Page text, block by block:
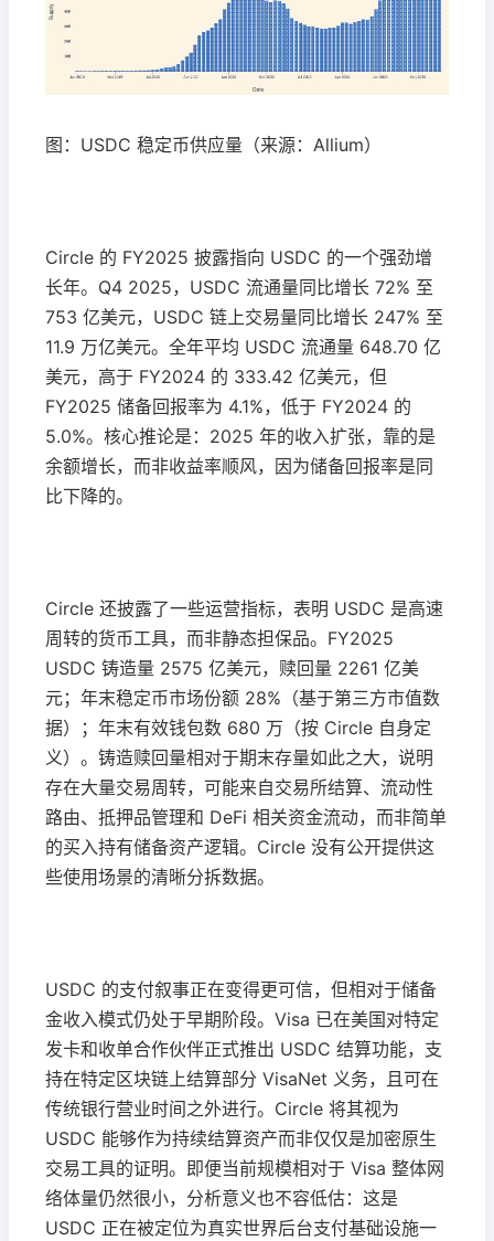
图：USDC 稳定币供应量（来源：Allium）
Circle 的 FY2025 披露指向 USDC 的一个强劲增
长年。Q4 2025，USDC 流通量同比增长 72% 至
753 亿美元，USDC 链上交易量同比增长 247% 至
11.9 万亿美元。全年平均 USDC 流通量 648.70 亿
美元，高于 FY2024 的 333.42 亿美元，但
FY2025 储备回报率为 4.1%，低于 FY2024 的
5.0%。核心推论是：2025 年的收入扩张，靠的是
余额增长，而非收益率顺风，因为储备回报率是同
比下降的。
Circle 还披露了一些运营指标，表明 USDC 是高速
周转的货币工具，而非静态担保品。FY2025
USDC 铸造量 2575 亿美元，赎回量 2261 亿美
元；年末稳定币市场份额 28%（基于第三方市值数
据）；年末有效钱包数 680 万（按 Circle 自身定
义）。铸造赎回量相对于期末存量如此之大，说明
存在大量交易周转，可能来自交易所结算、流动性
路由、抵押品管理和 DeFi 相关资金流动，而非简单
的买入持有储备资产逻辑。Circle 没有公开提供这
些使用场景的清晰分拆数据。
USDC 的支付叙事正在变得更可信，但相对于储备
金收入模式仍处于早期阶段。Visa 已在美国对特定
发卡和收单合作伙伴正式推出 USDC 结算功能，支
持在特定区块链上结算部分 VisaNet 义务，且可在
传统银行营业时间之外进行。Circle 将其视为
USDC 能够作为持续结算资产而非仅仅是加密原生
交易工具的证明。即便当前规模相对于 Visa 整体网
络体量仍然很小，分析意义也不容低估：这是
USDC 正在被定位为真实世界后台支付基础设施一